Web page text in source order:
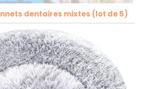
dentaires mixtes (lot de 5)